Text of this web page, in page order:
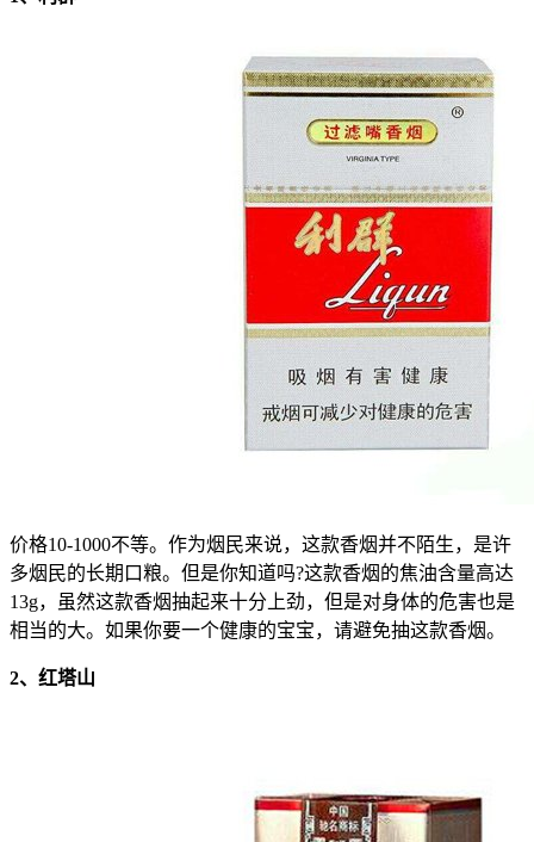
价格10-1000不等。作为烟民来说，这款香烟并不陌生，是许
多烟民的长期口粮。但是你知道吗?这款香烟的焦油含量高达
13g，虽然这款香烟抽起来十分上劲，但是对身体的危害也是
相当的大。如果你要一个健康的宝宝，请避免抽这款香烟。
2、红塔山